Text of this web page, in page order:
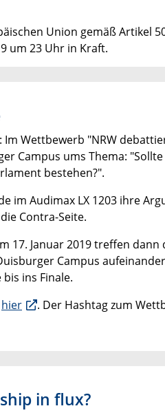
Union gemäß Artikel
um 23 Uhr in Kraft.
Wettbewerb "NRW
Campus ums Thema:
bestehen?".
im Audimax LX 1203 ihre
Contra-Seite.
17. Januar 2019 treffen
Campus
ins Finale.
hier . Der Hashtag zum
in flux?